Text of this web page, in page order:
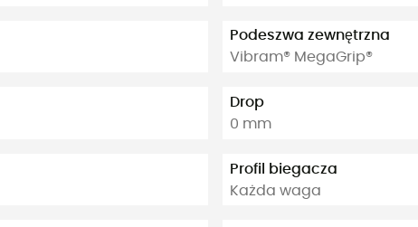
Podeszwa zewnętrzna
Vibram® MegaGrip®
Drop
0 mm
Profil biegacza
Każda waga